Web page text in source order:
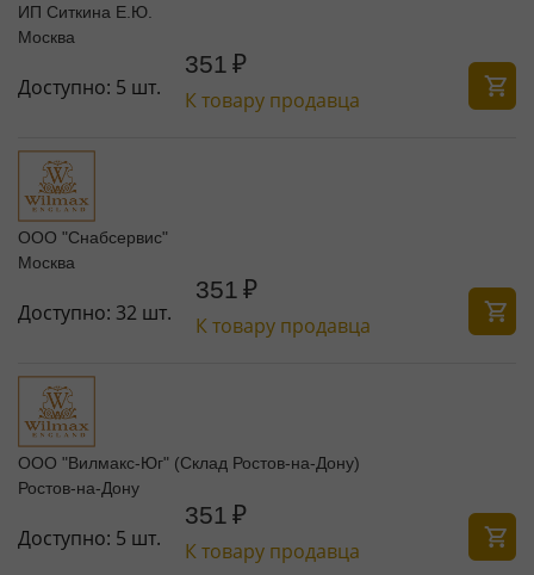
ИП Ситкина Е.Ю.
Москва
Доступно: 5 шт.
351 ₽
К товару продавца
ООО "Снабсервис"
Москва
Доступно: 32 шт.
351 ₽
К товару продавца
ООО "Вилмакс-Юг" (Склад Ростов-на-Дону)
Ростов-на-Дону
Доступно: 5 шт.
351 ₽
К товару продавца